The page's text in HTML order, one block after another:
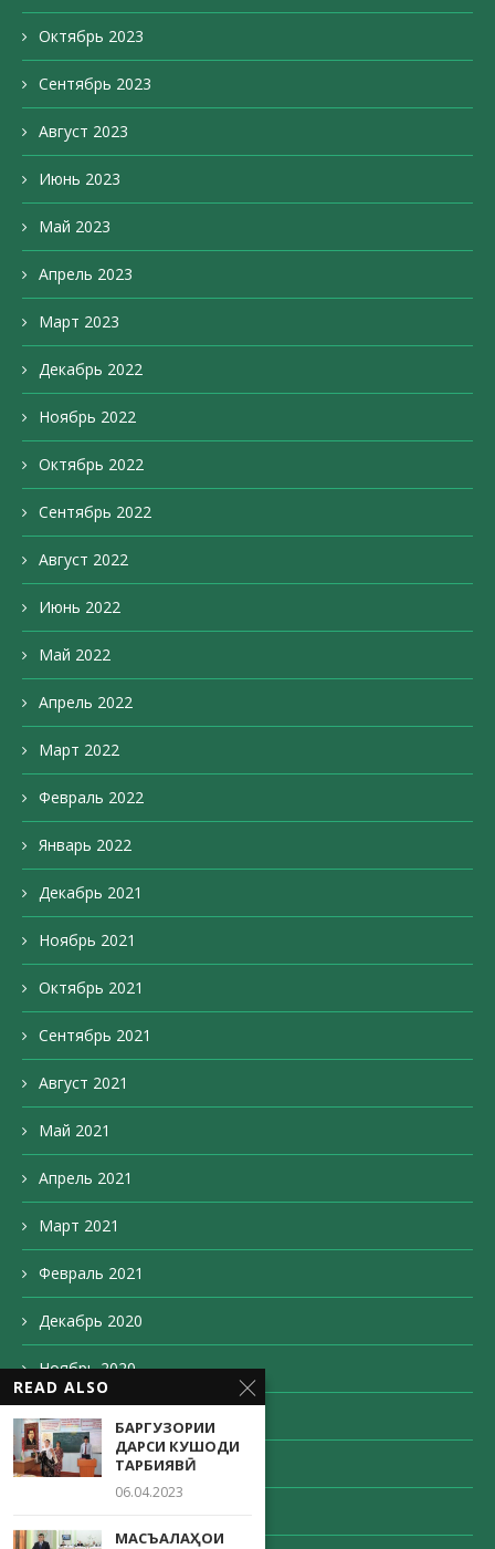
Октябрь 2023
Сентябрь 2023
Август 2023
Июнь 2023
Май 2023
Апрель 2023
Март 2023
Декабрь 2022
Ноябрь 2022
Октябрь 2022
Сентябрь 2022
Август 2022
Июнь 2022
Май 2022
Апрель 2022
Март 2022
Февраль 2022
Январь 2022
Декабрь 2021
Ноябрь 2021
Октябрь 2021
Сентябрь 2021
Август 2021
Май 2021
Апрель 2021
Март 2021
Февраль 2021
Декабрь 2020
Ноябрь 2020
Октябрь 2020
Сентябрь 2020
READ ALSO
БАРГУЗОРИИ
ДАРСИ КУШОДИ
ТАРБИЯВӢ
06.04.2023
МАСЪАЛАҲОИ